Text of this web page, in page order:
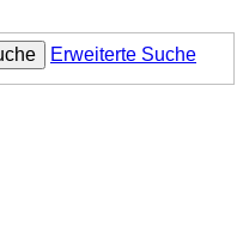
Erweiterte Suche